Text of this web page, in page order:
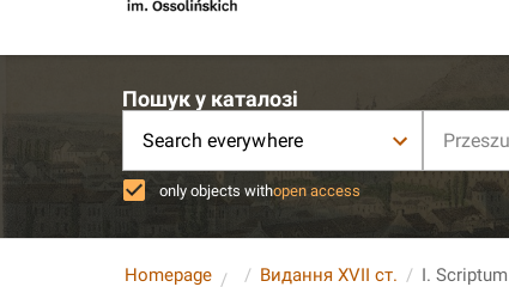
Пошук у каталозі
Search everywhere
only objects withopen access
Homepage Видання XVII ст.